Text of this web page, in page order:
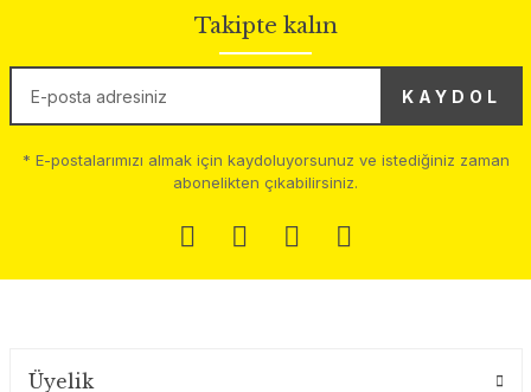
WV 1 Plus Vakumlu Cam Temizleme
3.699,00 TL
5.490,00 TL
Takipte kalın
KAYDOL
* E-postalarımızı almak için kaydoluyorsunuz ve istediğiniz zaman
abonelikten çıkabilirsiniz.
Üyelik